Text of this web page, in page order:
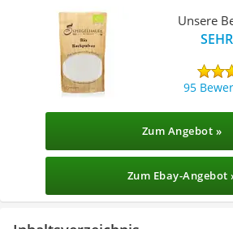
Unsere
95
Zum Angebot »
Zum Ebay-Angebot